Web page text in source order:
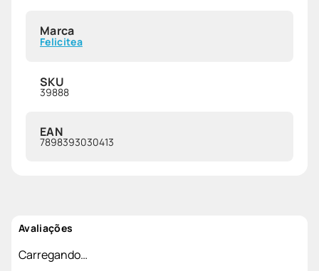
Marca
Felicitea
SKU
39888
EAN
7898393030413
Avaliações
Carregando…